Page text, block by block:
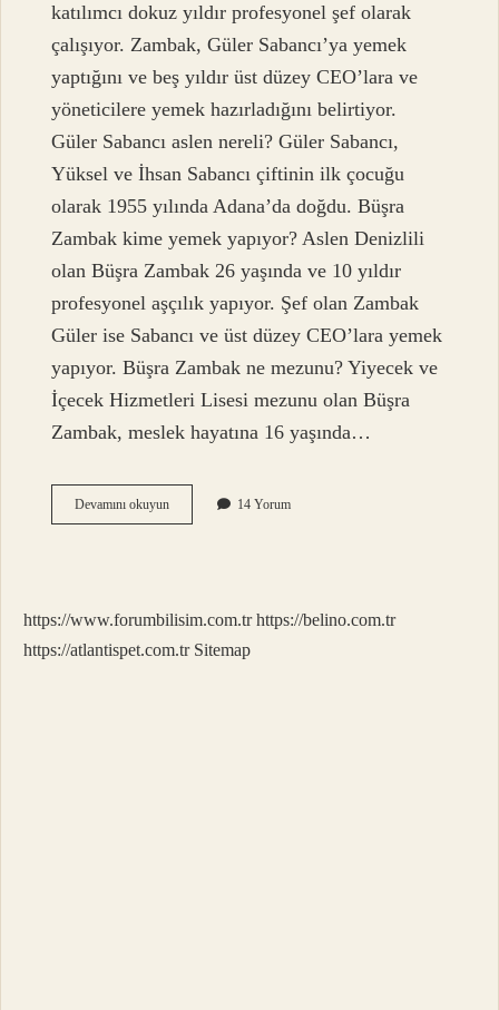
katılımcı dokuz yıldır profesyonel şef olarak
çalışıyor. Zambak, Güler Sabancı’ya yemek
yaptığını ve beş yıldır üst düzey CEO’lara ve
yöneticilere yemek hazırladığını belirtiyor.
Güler Sabancı aslen nereli? Güler Sabancı,
Yüksel ve İhsan Sabancı çiftinin ilk çocuğu
olarak 1955 yılında Adana’da doğdu. Büşra
Zambak kime yemek yapıyor? Aslen Denizlili
olan Büşra Zambak 26 yaşında ve 10 yıldır
profesyonel aşçılık yapıyor. Şef olan Zambak
Güler ise Sabancı ve üst düzey CEO’lara yemek
yapıyor. Büşra Zambak ne mezunu? Yiyecek ve
İçecek Hizmetleri Lisesi mezunu olan Büşra
Zambak, meslek hayatına 16 yaşında…
Devamını okuyunGüler
Sabancı
14 Yorum
https://www.forumbilisim.com.tr https://belino.com.tr
https://atlantispet.com.tr Sitemap